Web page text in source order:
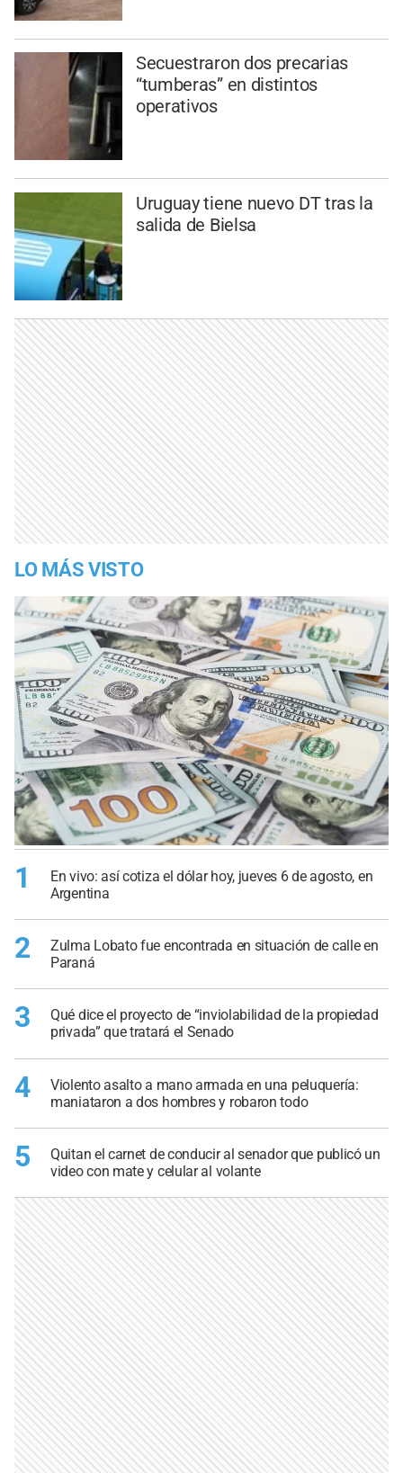
Secuestraron dos precarias
“tumberas” en distintos
operativos
Uruguay tiene nuevo DT tras la
salida de Bielsa
LO MÁS VISTO
1
En vivo: así cotiza el dólar hoy, jueves 6 de agosto, en
Argentina
2
Zulma Lobato fue encontrada en situación de calle en
Paraná
3
Qué dice el proyecto de “inviolabilidad de la propiedad
privada” que tratará el Senado
4
Violento asalto a mano armada en una peluquería:
maniataron a dos hombres y robaron todo
5
Quitan el carnet de conducir al senador que publicó un
video con mate y celular al volante